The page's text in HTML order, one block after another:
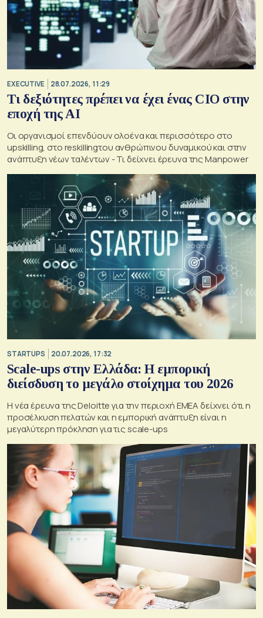
EXECUTIVE 28.07.2026, 11:29
Τι δεξιότητες πρέπει να έχει ένας CIO στην
εποχή της AI
Οι οργανισμοί επενδύουν ολοένα και περισσότερο στο
upskilling, στο reskillingτου ανθρώπινου δυναμικού και στην
ανάπτυξη νέων ταλέντων - Τι δείχνει έρευνα της Manpower
STARTUPS 20.07.2026, 17:32
Scale-ups στην Ελλάδα: Η εμπορική
διείσδυση το μεγάλο στοίχημα του 2026
Η νέα έρευνα της Deloitte για την περιοχή EMEA δείχνει ότι η
προσέλκυση πελατών και η εμπορική ανάπτυξη είναι η
μεγαλύτερη πρόκληση για τις scale-ups